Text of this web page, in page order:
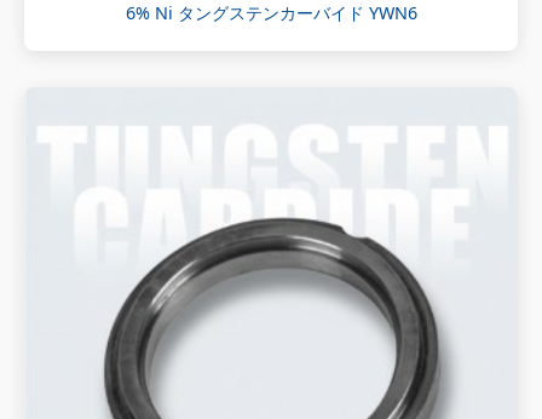
6% Ni タングステンカーバイド YWN6